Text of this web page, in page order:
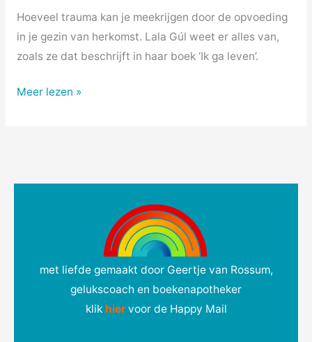
Hoeveel trauma kan je meekrijgen door de opvoeding
in je gezin van herkomst. Lala Gúl weet er alles van,
zoals ze dat beschrijft in haar boek ‘Ik ga leven’.
Meer lezen »
met liefde gemaakt door Geertje van Rossum,
gelukscoach en boekenapotheker
klik hier voor de Happy Mail